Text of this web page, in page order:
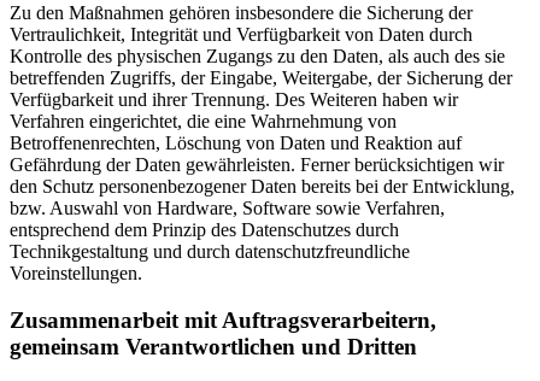
Zu den Maßnahmen gehören insbesondere die Sicherung der
Vertraulichkeit, Integrität und Verfügbarkeit von Daten durch
Kontrolle des physischen Zugangs zu den Daten, als auch des sie
betreffenden Zugriffs, der Eingabe, Weitergabe, der Sicherung der
Verfügbarkeit und ihrer Trennung. Des Weiteren haben wir
Verfahren eingerichtet, die eine Wahrnehmung von
Betroffenenrechten, Löschung von Daten und Reaktion auf
Gefährdung der Daten gewährleisten. Ferner berücksichtigen wir
den Schutz personenbezogener Daten bereits bei der Entwicklung,
bzw. Auswahl von Hardware, Software sowie Verfahren,
entsprechend dem Prinzip des Datenschutzes durch
Technikgestaltung und durch datenschutzfreundliche
Voreinstellungen.
Zusammenarbeit mit Auftragsverarbeitern,
gemeinsam Verantwortlichen und Dritten